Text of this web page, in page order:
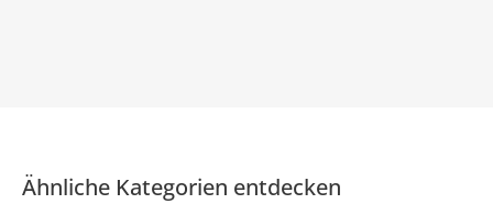
Ähnliche Kategorien entdecken